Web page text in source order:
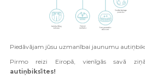
Piedāvājam jūsu uzmanībai jaunumu
Pirmo reizi Eiropā, vienīgās savā
autiņbiksītes!